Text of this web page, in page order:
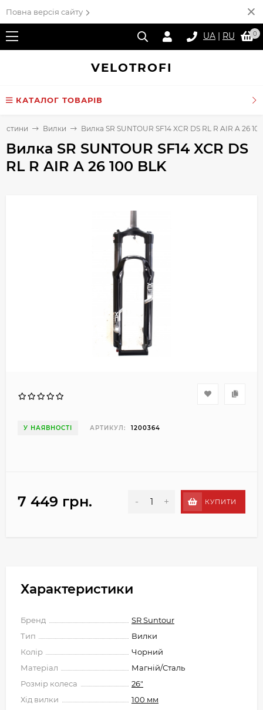
Повна версія сайту
UA | RU 0
VELOTROFI
КАТАЛОГ ТОВАРІВ
Вилки Вилка SR SUNTOUR SF14 XCR DS RL R AIR A 26
Вилка SR SUNTOUR SF14 XCR DS
RL R AIR A 26 100 BLK
У НАЯВНОСТІ АРТИКУЛ: 1200364
7 449 грн. - + КУПИТИ
Характеристики
Бренд
SR Suntour
Тип
Вилки
Колір
Чорний
Матеріал
Магній/Сталь
Розмір колеса
26"
Хід вилки
100 мм